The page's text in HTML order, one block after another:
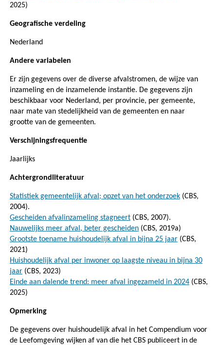
2025)
Geografische verdeling
Nederland
Andere variabelen
Er zijn gegevens over de diverse afvalstromen, de wijze van
inzameling en de inzamelende instantie. De gegevens zijn
beschikbaar voor Nederland, per provincie, per gemeente,
naar mate van stedelijkheid van de gemeenten en naar
grootte van de gemeenten.
Verschijningsfrequentie
Jaarlijks
Achtergrondliteratuur
Statistiek gemeentelijk afval; opzet van het onderzoek (CBS,
2004).
Gescheiden afvalinzameling stagneert (CBS, 2007).
Nauwelijks meer afval, beter gescheiden (CBS, 2019a)
Grootste toename huishoudelijk afval in bijna 25 jaar (CBS,
2021)
Huishoudelijk afval per inwoner op laagste niveau in bijna 30
jaar (CBS, 2023)
Einde aan dalende trend: meer afval ingezameld in 2024 (CBS,
2025)
Opmerking
De gegevens over huishoudelijk afval in het Compendium voor
de Leefomgeving wijken af van die het CBS publiceert in de